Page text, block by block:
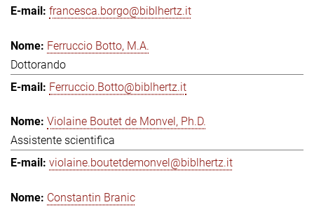
francesca.borgo@biblhertz.it
Ferruccio Botto, M.A.
Dottorando
Ferruccio.Botto@biblhertz.it
Violaine Boutet de Monvel, Ph.D.
Assistente scientifica
violaine.boutetdemonvel@biblhertz.it
Constantin Branic